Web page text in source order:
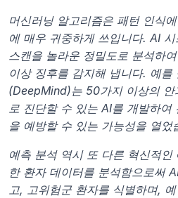
머신러닝 알고리즘은 패턴 인식
에 매우 귀중하게 쓰입니다. AI
스캔을 놀라운 정밀도로 분석하
이상 징후를 감지해 냅니다. 예를
(DeepMind)는 50가지 이상의
로 진단할 수 있는 AI를 개발하여
을 예방할 수 있는 가능성을 열었
예측 분석 역시 또 다른 혁신적
한 환자 데이터를 분석함으로써
고, 고위험군 환자를 식별하며,